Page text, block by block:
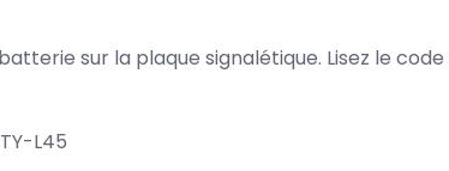
sur la plaque signalétique. Lisez le
L45